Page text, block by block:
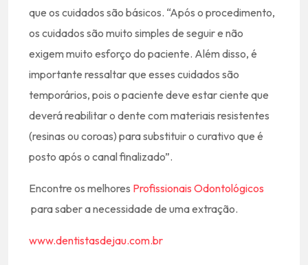
que os cuidados são básicos. “Após o procedimento,
os cuidados são muito simples de seguir e não
exigem muito esforço do paciente. Além disso, é
importante ressaltar que esses cuidados são
temporários, pois o paciente deve estar ciente que
deverá reabilitar o dente com materiais resistentes
(resinas ou coroas) para substituir o curativo que é
posto após o canal finalizado”.
Encontre os melhores Profissionais Odontológicos
para saber a necessidade de uma extração.
www.dentistasdejau.com.br